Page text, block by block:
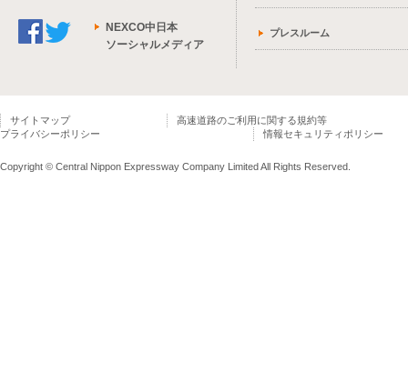
NEXCO中日本
ソーシャルメディア
プレスルーム
サイトマップ
高速道路のご利用に関する規約等
プライバシーポリシー
情報セキュリティポリシー
Copyright © Central Nippon Expressway Company Limited All Rights Reserved.